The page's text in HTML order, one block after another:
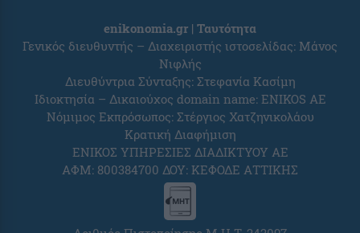
enikonomia.gr | Ταυτότητα
Γενικός διευθυντής – Διαχειριστής ιστοσελίδας: Μάνος
Νιφλής
Διευθύντρια Σύνταξης: Στεφανία Κασίμη
Ιδιοκτησία – Δικαιούχος domain name: ENIKOS AE
Νόμιμος Εκπρόσωπος: Στέργιος Χατζηνικολάου
Κρατική Διαφήμιση
ΕΝΙΚΟΣ ΥΠΗΡΕΣΙΕΣ ΔΙΑΔΙΚΤΥΟΥ ΑΕ
ΑΦΜ: 800384700 ΔΟΥ: ΚΕΦΟΔΕ ΑΤΤΙΚΗΣ